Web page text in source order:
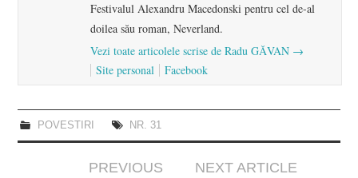
Festivalul Alexandru Macedonski pentru cel de-al
doilea său roman, Neverland.
Vezi toate articolele scrise de Radu GĂVAN →
Site personal
Facebook
POVESTIRI NR. 31
PREVIOUS
NEXT ARTICLE